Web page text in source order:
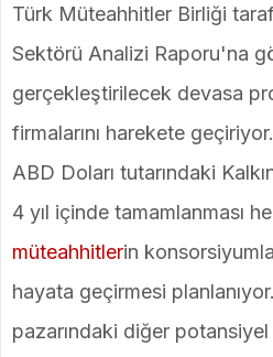
Türk Müteahhitler Birliği
Sektörü Analizi Raporu'na
gerçekleştirilecek devasa
firmalarını harekete
ABD Doları tutarındaki
4 yıl içinde tamamlanması
müteahhitlerin
hayata geçirmesi
pazarındaki diğer